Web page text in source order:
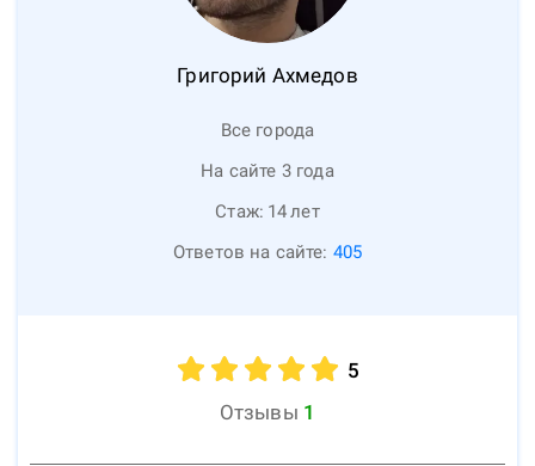
Григорий Ахмедов
Все города
На сайте 3 года
Стаж: 14лет
Ответов на сайте: 405
5
Отзывы 1